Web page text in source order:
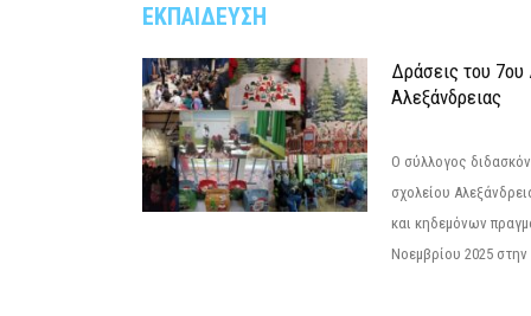
ΕΚΠΑΙΔΕΥΣΗ
Δράσεις του 7ου
Αλεξάνδρειας
Ο σύλλογος
σχολείου
και κηδεμόνων
Νοεμβρίου 2025